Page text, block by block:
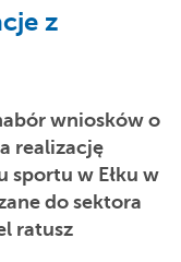
z
wniosków o
realizację
sportu w Ełku w
do sektora
ratusz